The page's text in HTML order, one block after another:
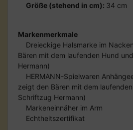
Größe (stehend in cm): 34 cm
Markenmerkmale
Dreieckige Halsmarke im
Bären mit dem laufenden Hund
Hermann)
HERMANN-Spielwaren
zeigt den Bären mit dem
Schriftzug Hermann)
Markeneinnäher im Arm
Echtheitszertifikat